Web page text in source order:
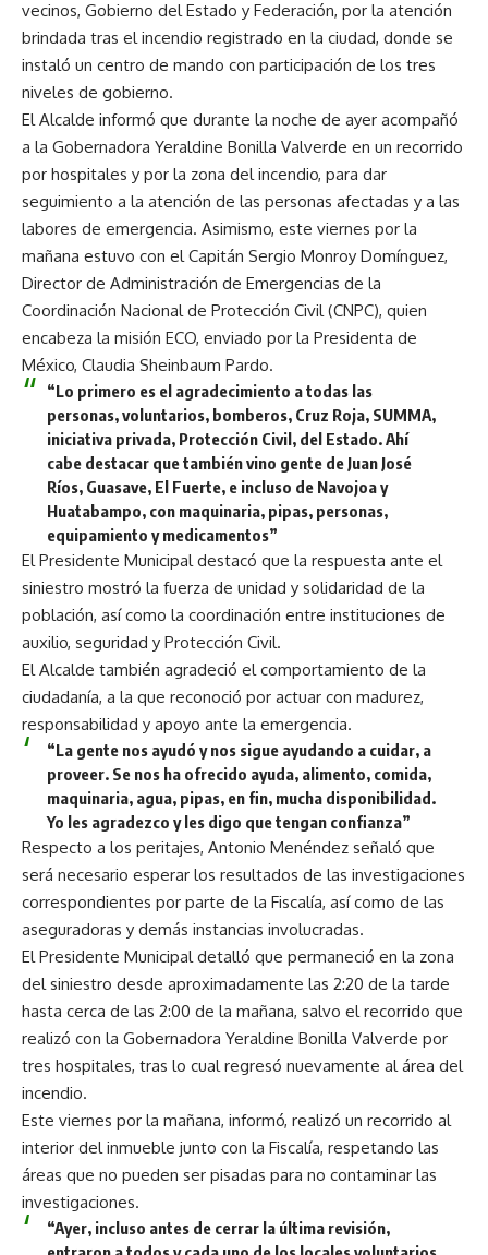
vecinos, Gobierno del Estado y Federación, por la atención
brindada tras el incendio registrado en la ciudad, donde se
instaló un centro de mando con participación de los tres
niveles de gobierno.
El Alcalde informó que durante la noche de ayer acompañó
a la Gobernadora Yeraldine Bonilla Valverde en un recorrido
por hospitales y por la zona del incendio, para dar
seguimiento a la atención de las personas afectadas y a las
labores de emergencia. Asimismo, este viernes por la
mañana estuvo con el Capitán Sergio Monroy Domínguez,
Director de Administración de Emergencias de la
Coordinación Nacional de Protección Civil (CNPC), quien
encabeza la misión ECO, enviado por la Presidenta de
México, Claudia Sheinbaum Pardo.
“Lo primero es el agradecimiento a todas las
personas, voluntarios, bomberos, Cruz Roja, SUMMA,
iniciativa privada, Protección Civil, del Estado. Ahí
cabe destacar que también vino gente de Juan José
Ríos, Guasave, El Fuerte, e incluso de Navojoa y
Huatabampo, con maquinaria, pipas, personas,
equipamiento y medicamentos”
El Presidente Municipal destacó que la respuesta ante el
siniestro mostró la fuerza de unidad y solidaridad de la
población, así como la coordinación entre instituciones de
auxilio, seguridad y Protección Civil.
El Alcalde también agradeció el comportamiento de la
ciudadanía, a la que reconoció por actuar con madurez,
responsabilidad y apoyo ante la emergencia.
“La gente nos ayudó y nos sigue ayudando a cuidar, a
proveer. Se nos ha ofrecido ayuda, alimento, comida,
maquinaria, agua, pipas, en fin, mucha disponibilidad.
Yo les agradezco y les digo que tengan confianza”
Respecto a los peritajes, Antonio Menéndez señaló que
será necesario esperar los resultados de las investigaciones
correspondientes por parte de la Fiscalía, así como de las
aseguradoras y demás instancias involucradas.
El Presidente Municipal detalló que permaneció en la zona
del siniestro desde aproximadamente las 2:20 de la tarde
hasta cerca de las 2:00 de la mañana, salvo el recorrido que
realizó con la Gobernadora Yeraldine Bonilla Valverde por
tres hospitales, tras lo cual regresó nuevamente al área del
incendio.
Este viernes por la mañana, informó, realizó un recorrido al
interior del inmueble junto con la Fiscalía, respetando las
áreas que no pueden ser pisadas para no contaminar las
investigaciones.
“Ayer, incluso antes de cerrar la última revisión,